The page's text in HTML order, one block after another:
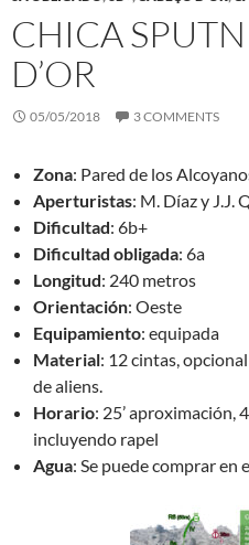
CHICA
D’OR
05/05/2018 3 COMMENTS
Zona: Pared de los
Aperturistas: M. Díaz y J.J.
Dificultad: 6b+
Dificultad obligada: 6a
Longitud: 240 metros
Orientación: Oeste
Equipamiento: equipada
Material: 12 cintas,
de aliens.
Horario: 25’ aproximación,
incluyendo rapel
Agua: Se puede comprar en